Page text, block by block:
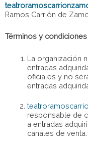
Ramos Carrión de
Términos y
La organización
entradas
oficiales y no
entradas
responsable de
a entradas
canales de venta.